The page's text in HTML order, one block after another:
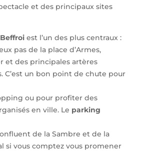
et des principaux sites
est l’un des plus centraux :
pas de la place d’Armes,
et des principales artères
C’est un bon point de chute pour
ou pour profiter des
en ville. Le parking
de la Sambre et de la
si vous comptez vous promener